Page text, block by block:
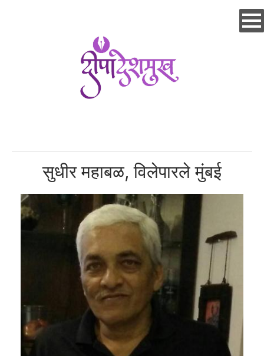
सुधीर महाबळ, विलेपारले मुंबई